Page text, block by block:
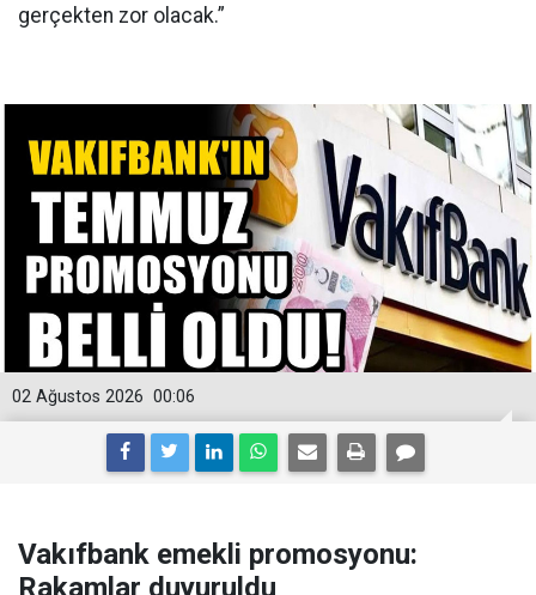
gerçekten zor olacak.”
00:06
02 Ağustos 2026
Vakıfbank emekli promosyonu:
Rakamlar duyuruldu